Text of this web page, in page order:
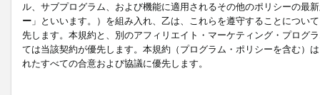
ル、サブプログラム、および機能に適用されるその他のポリシーの最
ー 」といいます。）を組み入れ、乙は、これらを遵守することにつ
先します。本規約と、別のアフィリエイト・マーケティング・プログ
ては当該契約が優先します。本規約（プログラム・ポリシーを含む）
れたすべての合意および協議に優先します。